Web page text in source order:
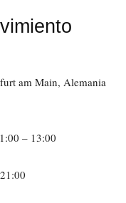
am Main, Alemania
– 13:00